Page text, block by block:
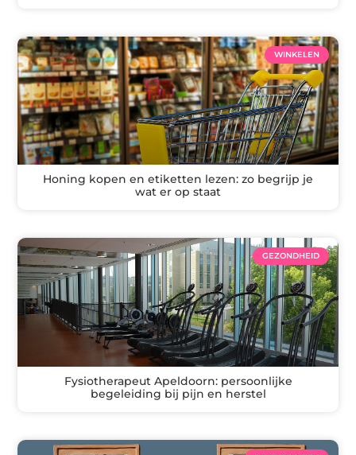
WINKELEN
Honing kopen en etiketten lezen: zo begrijp je
wat er op staat
GEZONDHEID
Fysiotherapeut Apeldoorn: persoonlijke
begeleiding bij pijn en herstel